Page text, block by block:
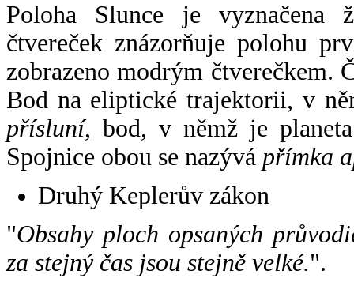
Poloha Slunce je vyznačena
čtvereček znázorňuje polohu
zobrazeno modrým čtverečkem.
Bod na eliptické trajektorii, v
přísluní, bod, v němž je
Spojnice obou se nazývá přímka
Druhý Keplerův zákon
"Obsahy ploch opsaných
za stejný čas jsou stejně velké.".